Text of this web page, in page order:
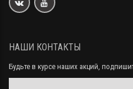
НАШИ КОНТАКТЫ
Будьте в курсе наших акций,